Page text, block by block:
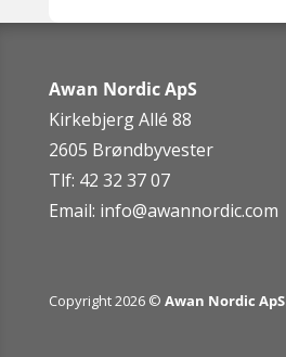
Awan Nordic ApS
Kirkebjerg Allé 88
2605 Brøndbyvester
Tlf: 42 32 37 07
Email: info@awannordic.com
Copyright 2026 © Awan Nordic ApS